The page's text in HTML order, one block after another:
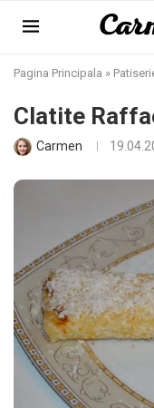
Pagina Principala »
Clatite
Carmen